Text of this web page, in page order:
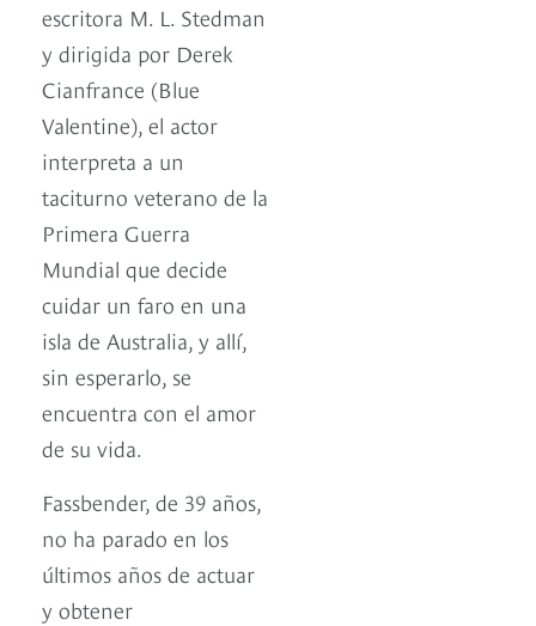
escritora M. L. Stedman
y dirigida por Derek
Cianfrance (Blue
Valentine), el actor
interpreta a un
taciturno veterano de la
Primera Guerra
Mundial que decide
cuidar un faro en una
isla de Australia, y allí,
sin esperarlo, se
encuentra con el amor
de su vida.
Fassbender, de 39 años,
no ha parado en los
últimos años de actuar
y obtener